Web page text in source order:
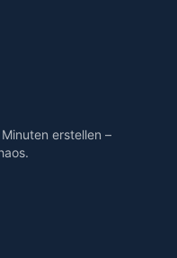
erstellen –